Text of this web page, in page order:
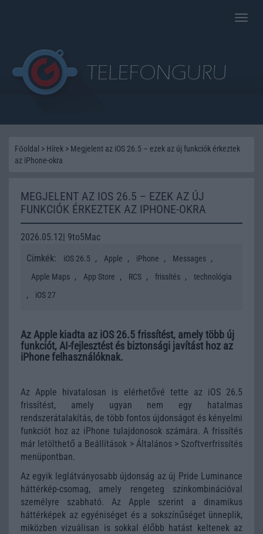
Toggle
Főoldal > Hírek > Megjelent az iOS 26.5 – ezek az új funkciók érkeztek
az iPhone-okra
MEGJELENT AZ IOS 26.5 – EZEK AZ ÚJ
FUNKCIÓK ÉRKEZTEK AZ IPHONE-OKRA
2026.05.12| 9to5Mac
Címkék:
iOS 26.5 , Apple , iPhone , Messages ,
Apple Maps , App Store , RCS , frissítés , technológia
, iOS 27
Az Apple kiadta az iOS 26.5 frissítést, amely több új
funkciót, AI-fejlesztést és biztonsági javítást hoz az
iPhone felhasználóknak.
Az Apple hivatalosan is elérhetővé tette az iOS 26.5
frissítést, amely ugyan nem egy hatalmas
rendszerátalakítás, de több fontos újdonságot és kényelmi
funkciót hoz az iPhone tulajdonosok számára. A frissítés
már letölthető a Beállítások > Általános > Szoftverfrissítés
menüpontban.
Az egyik leglátványosabb újdonság az új Pride Luminance
háttérkép-csomag, amely rengeteg színkombinációval
személyre szabható. Az Apple szerint a dinamikus
háttérképek az egyéniséget és a sokszínűséget ünneplik,
miközben vizuálisan is sokkal élőbb hatást keltenek az